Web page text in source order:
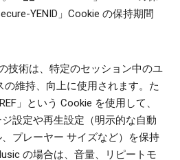
YENID」Cookie の保持期間
技術は、特定のセッション中のユ
の維持、向上に使用されます。た
」という Cookie を使用して、
設定や再生設定（明示的な自動
プレーヤー サイズなど）を保持
の場合は、音量、リピートモ